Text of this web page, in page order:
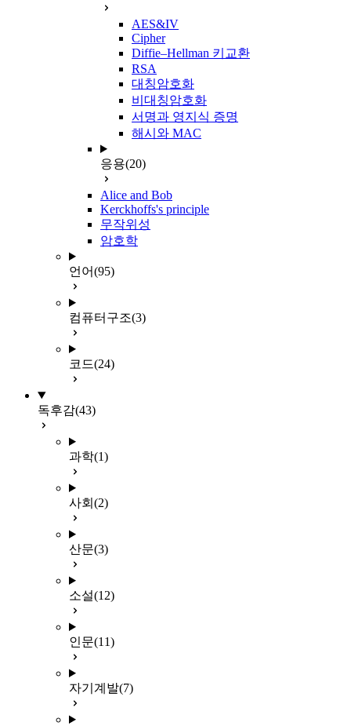
AES&IV
Cipher
Diffie–Hellman 키교환
RSA
대칭암호화
비대칭암호화
서명과 영지식 증명
해시와 MAC
응용(20)
Alice and Bob
Kerckhoffs's principle
무작위성
암호학
언어(95)
컴퓨터구조(3)
코드(24)
독후감(43)
과학(1)
사회 (2)
산문(3)
소설(12)
인문(11)
자기계발(7)